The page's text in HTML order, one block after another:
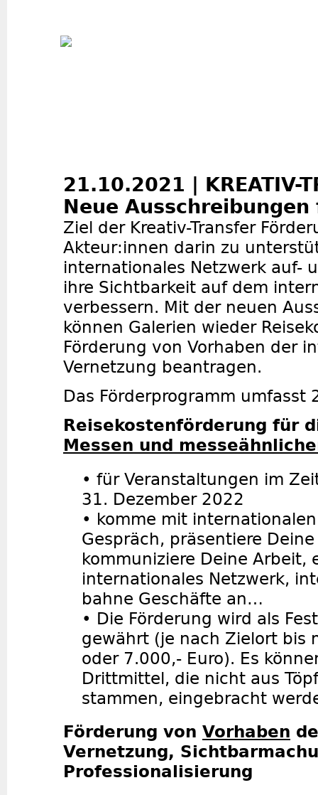
21.10.2021 | KREATIV-
Neue
Ziel der Kreativ-Transfer
Akteur:innen darin zu
internationales Netzwerk auf-
ihre Sichtbarkeit auf dem
verbessern. Mit der neuen
können Galerien wieder
Förderung von Vorhaben der
Vernetzung beantragen.
Das Förderprogramm umfasst
Reisekostenförderung für
Messen und
• für Veranstaltungen im
31. Dezember 2022
• komme mit
Gespräch, präsentiere
kommuniziere Deine Arbeit,
internationales Netzwerk,
bahne Geschäfte an…
• Die Förderung wird als
gewährt (je nach Zielort bis
oder 7.000,- Euro). Es
Drittmittel, die nicht aus
stammen, eingebracht
Förderung von Vorhaben
Vernetzung,
Professionalisierung